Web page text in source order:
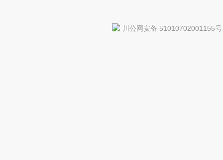
川公网安备 51010702001155号